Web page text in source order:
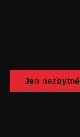
Jen nezbytné